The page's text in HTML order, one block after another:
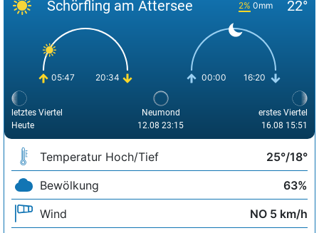
Schörfling am Attersee 2% 0mm 22°
05:47 20:34 00:00 16:20
letztes Viertel
Heute
Neumond
12.08 23:15
erstes Viertel
16.08 15:51
Temperatur Hoch/Tief
25°/18°
Bewölkung
63%
Wind
NO 5 km/h